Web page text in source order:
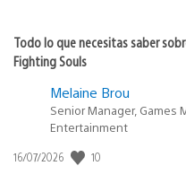
Todo lo que necesitas saber
Fighting Souls
Melaine Brou
Senior Manager, Games
Entertainment
Fecha
16/07/2026 10